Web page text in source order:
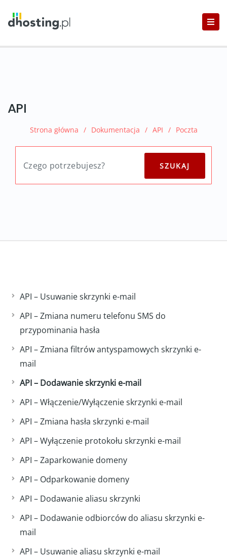
API
Strona główna / Dokumentacja / API / Poczta
API – Usuwanie skrzynki e-mail
API – Zmiana numeru telefonu SMS do
przypominania hasła
API – Zmiana filtrów antyspamowych skrzynki e-
mail
API – Dodawanie skrzynki e-mail
API – Włączenie/Wyłączenie skrzynki e-mail
API – Zmiana hasła skrzynki e-mail
API – Wyłączenie protokołu skrzynki e-mail
API – Zaparkowanie domeny
API – Odparkowanie domeny
API – Dodawanie aliasu skrzynki
API – Dodawanie odbiorców do aliasu skrzynki e-
mail
API – Usuwanie aliasu skrzynki e-mail